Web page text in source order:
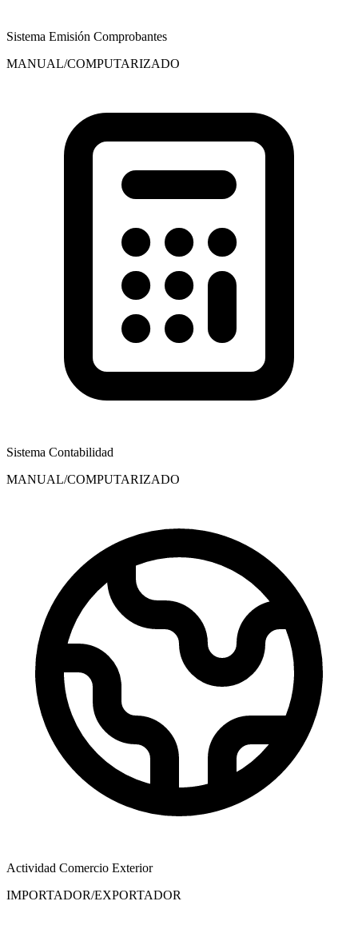
Sistema Emisión Comprobantes
MANUAL/COMPUTARIZADO
Sistema Contabilidad
MANUAL/COMPUTARIZADO
Actividad Comercio Exterior
IMPORTADOR/EXPORTADOR